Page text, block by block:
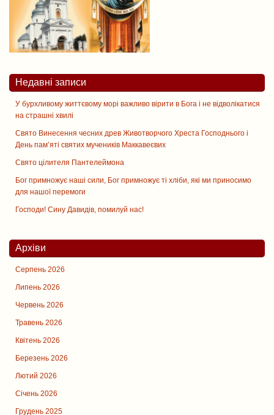
Недавні записи
У бурхливому життєвому морі важливо вірити в Бога і не відволікатися
на страшні хвилі
Свято Винесення чесних древ Животворчого Хреста Господнього і
День памʼяті святих мучеників Маккавеєвих
Свято цiлителя Пантелеймона
Бог примножує наші сили, Бог примножує ті хліби, які ми приносимо
для нашої перемоги
Господи! Сину Давидів, помилуй нас!
Архіви
Серпень 2026
Липень 2026
Червень 2026
Травень 2026
Квітень 2026
Березень 2026
Лютий 2026
Січень 2026
Грудень 2025